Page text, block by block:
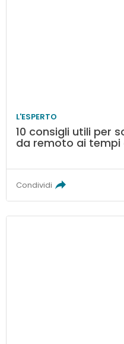
L'ESPERTO
10 consigli utili per
da remoto ai tempi
Condividi